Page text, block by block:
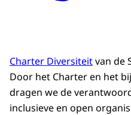
Charter Diversiteitvan de
Door het Charter en het
dragen we de
inclusieve en open